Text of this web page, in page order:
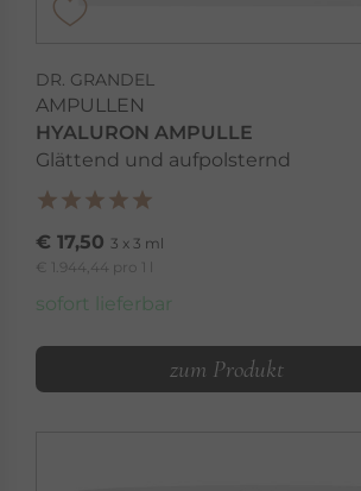
DR. GRANDEL
AMPULLEN
HYALURON AMPULLE
Glättend und aufpolsternd
€ 17,50 3 x 3 ml
€ 1.944,44 pro 1 l
sofort lieferbar
zum Produkt